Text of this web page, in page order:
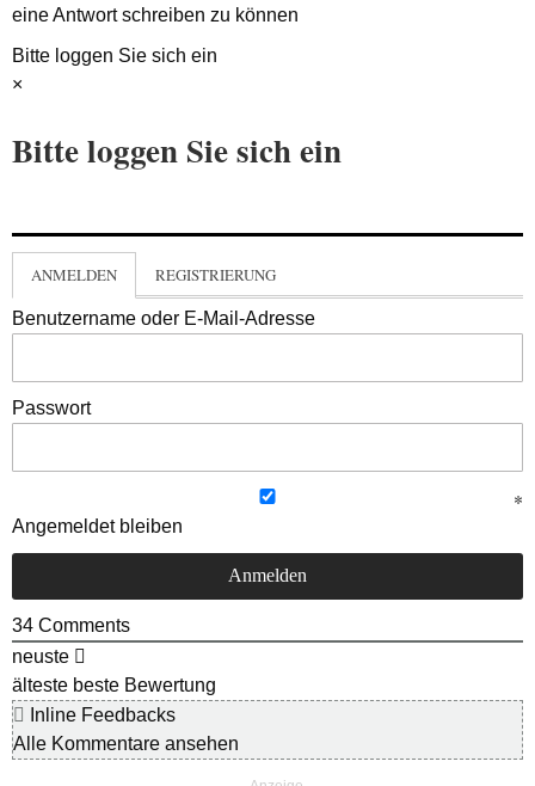
eine Antwort schreiben zu können
Bitte loggen Sie sich ein
×
Bitte loggen Sie sich ein
ANMELDEN REGISTRIERUNG
Benutzername oder E-Mail-Adresse
Passwort
Angemeldet bleiben
34 Comments
neuste
älteste beste Bewertung
Inline Feedbacks
Alle Kommentare ansehen